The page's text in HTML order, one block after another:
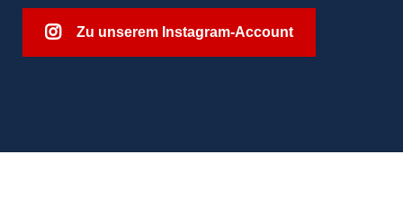
Zu unserem Instagram-Account